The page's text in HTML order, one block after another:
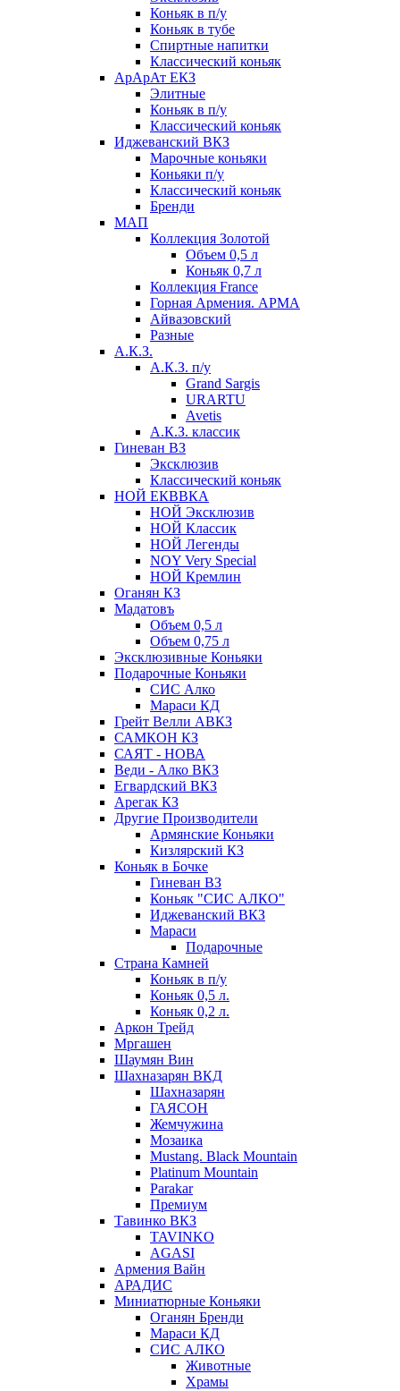
Коньяк в п/у
Коньяк в тубе
Спиртные напитки
Классический коньяк
АрАрАт ЕКЗ
Элитные
Коньяк в п/у
Классический коньяк
Иджеванский ВКЗ
Марочные коньяки
Коньяки п/у
Классический коньяк
Бренди
МАП
Коллекция Золотой
Объем 0,5 л
Коньяк 0,7 л
Коллекция France
Горная Армения. АРМА
Айвазовский
Разные
А.К.З.
А.К.З. п/у
Grand Sargis
URARTU
Avetis
А.К.З. классик
Гиневан ВЗ
Эксклюзив
Классический коньяк
НОЙ ЕКВВКА
НОЙ Эксклюзив
НОЙ Классик
НОЙ Легенды
NOY Very Speсial
НОЙ Кремлин
Оганян КЗ
Мадатовъ
Объем 0,5 л
Объем 0,75 л
Эксклюзивные Коньяки
Подарочные Коньяки
СИС Алко
Мараси КД
Грейт Велли АВКЗ
САМКОН КЗ
САЯТ - НОВА
Веди - Алко ВКЗ
Егвардский ВКЗ
Арегак КЗ
Другие Производители
Армянские Коньяки
Кизлярский КЗ
Коньяк в Бочке
Гиневан ВЗ
Коньяк "СИС АЛКО"
Иджеванский ВКЗ
Мараси
Подарочные
Страна Камней
Коньяк в п/у
Коньяк 0,5 л.
Коньяк 0,2 л.
Аркон Трейд
Мргашен
Шаумян Вин
Шахназарян ВКД
Шахназарян
ГАЯСОН
Жемчужина
Мозаика
Mustang. Black Mountain
Platinum Mountain
Parakar
Премиум
Тавинко ВКЗ
TAVINKO
AGASI
Армения Вайн
АРАДИС
Миниатюрные Коньяки
Оганян Бренди
Мараси КД
СИС АЛКО
Животные
Храмы